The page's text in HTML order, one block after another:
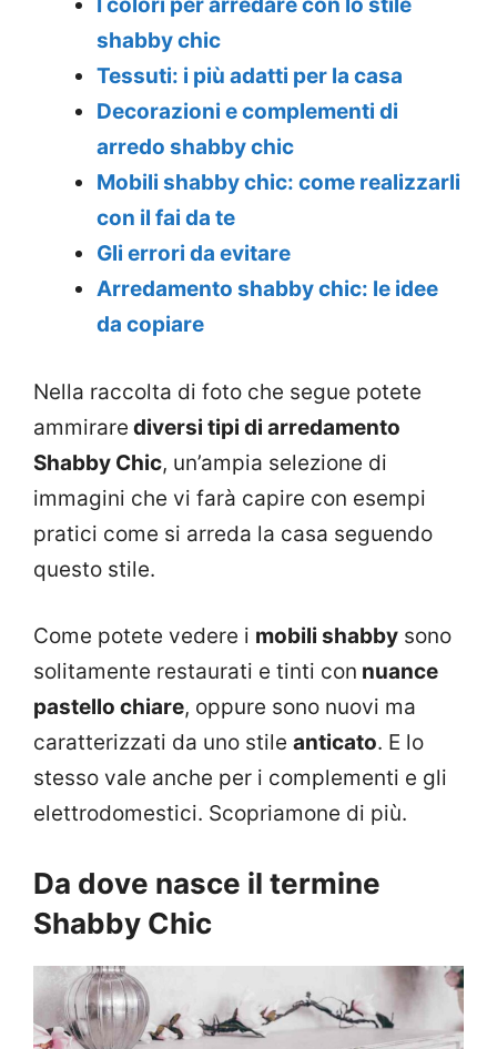
I colori per arredare con lo stile
shabby chic
Tessuti: i più adatti per la casa
Decorazioni e complementi di
arredo shabby chic
Mobili shabby chic: come realizzarli
con il fai da te
Gli errori da evitare
Arredamento shabby chic: le idee
da copiare
Nella raccolta di foto che segue potete
ammirare diversi tipi di arredamento
Shabby Chic, un’ampia selezione di
immagini che vi farà capire con esempi
pratici come si arreda la casa seguendo
questo stile.
Come potete vedere i mobili shabby sono
solitamente restaurati e tinti con nuance
pastello chiare, oppure sono nuovi ma
caratterizzati da uno stile anticato. E lo
stesso vale anche per i complementi e gli
elettrodomestici. Scopriamone di più.
Da dove nasce il termine
Shabby Chic